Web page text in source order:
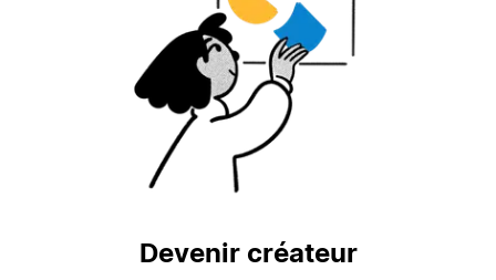
Devenir créateur